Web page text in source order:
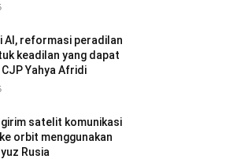
AI, reformasi peradilan
keadilan yang dapat
Yahya Afridi
satelit komunikasi
orbit menggunakan
Rusia